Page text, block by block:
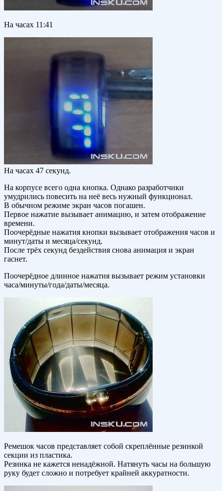
На часах 11:41
На часах 47 секунд.
На корпусе всего одна кнопка. Однако разработчики
умудрились повесить на неё весь нужный функционал.
В обычном режиме экран часов погашен.
Первое нажатие вызывает анимацию, и затем отображение
времени.
Поочерёдные нажатия кнопки вызывает отображения часов и
минут/даты и месяца/секунд.
После трёх секунд бездействия снова анимация и экран
гаснет.
Поочерёдное длинное нажатия вызывает режим установки
часа/минуты/года/даты/месяца.
Ремешок часов представляет собой скреплённые резинкой
секции из пластика.
Резинка не кажется ненадёжной. Натянуть часы на большую
руку будет сложно и потребует крайней аккуратности.